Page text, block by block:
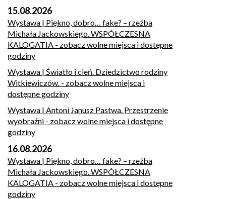
15.08.2026
Wystawa | Piękno, dobro… fake? – rzeźba
Michała Jackowskiego. WSPÓŁCZESNA
KALOGATIA - zobacz wolne miejsca i dostępne
godziny
Wystawa | Światło i cień. Dziedzictwo rodziny
Witkiewiczów. - zobacz wolne miejsca i
dostępne godziny
Wystawa | Antoni Janusz Pastwa. Przestrzenie
wyobraźni - zobacz wolne miejsca i dostępne
godziny
16.08.2026
Wystawa | Piękno, dobro… fake? – rzeźba
Michała Jackowskiego. WSPÓŁCZESNA
KALOGATIA - zobacz wolne miejsca i dostępne
godziny